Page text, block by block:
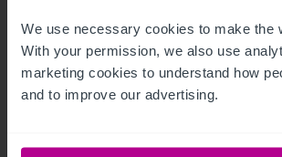
We use necessary cookies to make the
With your permission, we also use
marketing cookies to understand how
and to improve our advertising.